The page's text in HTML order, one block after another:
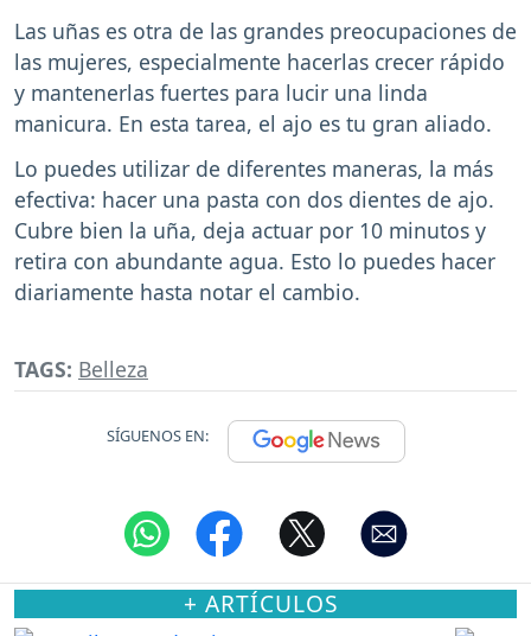
Las uñas es otra de las grandes preocupaciones de
las mujeres, especialmente hacerlas crecer rápido
y mantenerlas fuertes para lucir una linda
manicura. En esta tarea, el ajo es tu gran aliado.
Lo puedes utilizar de diferentes maneras, la más
efectiva: hacer una pasta con dos dientes de ajo.
Cubre bien la uña, deja actuar por 10 minutos y
retira con abundante agua. Esto lo puedes hacer
diariamente hasta notar el cambio.
TAGS: Belleza
SÍGUENOS EN:
+ ARTÍCULOS